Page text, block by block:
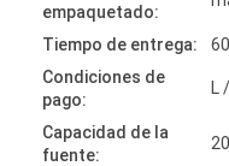
empaquetado:
Tiempo de entrega:
Condiciones de
pago:
L
Capacidad de la
fuente: